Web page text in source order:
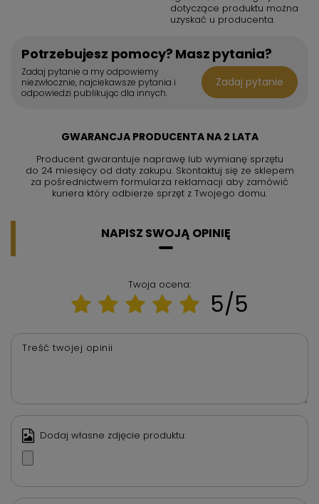
dotyczące produktu można
uzyskać u producenta.
Potrzebujesz pomocy? Masz pytania?
Zadaj pytanie a my odpowiemy
niezwłocznie, najciekawsze pytania i
odpowiedzi publikując dla innych.
Zadaj pytanie
GWARANCJA PRODUCENTA NA 2 LATA
Producent gwarantuje naprawę lub wymianę sprzętu
do 24 miesięcy od daty zakupu. Skontaktuj się ze sklepem
za pośrednictwem formularza reklamacji aby zamówić
kuriera który odbierze sprzęt z Twojego domu.
NAPISZ SWOJĄ OPINIĘ
Twoja ocena:
5/5
Treść twojej opinii
Dodaj własne zdjęcie produktu: